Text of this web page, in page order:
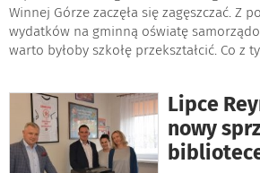
Winnej Górze zaczęła się zagęszczać. Z
wydatków na gminną oświatę
warto byłoby szkołę przekształcić. Co z
Lipce
nowy